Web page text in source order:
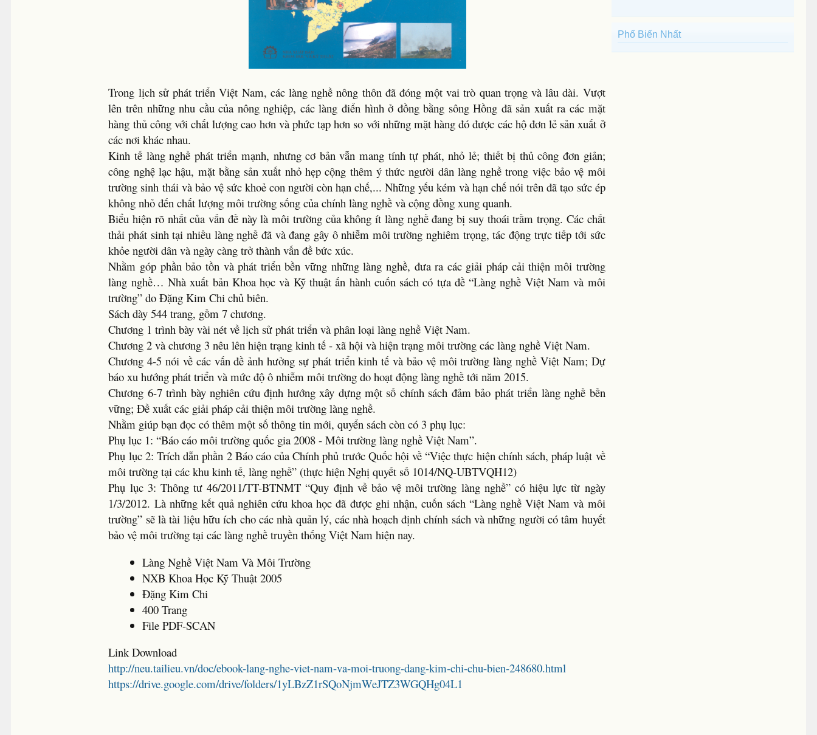
Trong lịch sử phát triển Việt Nam, các làng nghề nông thôn đã đóng một vai trò quan trọng và lâu dài. Vượt
lên trên những nhu cầu của nông nghiệp, các làng điển hình ở đồng bằng sông Hồng đã sản xuất ra các mặt
hàng thủ công với chất lượng cao hơn và phức tạp hơn so với những mặt hàng đó được các hộ đơn lẻ sản xuất ở
các nơi khác nhau.
Kinh tế làng nghề phát triển mạnh, nhưng cơ bản vẫn mang tính tự phát, nhỏ lẻ; thiết bị thủ công đơn giản;
công nghệ lạc hậu, mặt bằng sản xuất nhỏ hẹp cộng thêm ý thức người dân làng nghề trong việc bảo vệ môi
trường sinh thái và bảo vệ sức khoẻ con người còn hạn chế,... Những yếu kém và hạn chế nói trên đã tạo sức ép
không nhỏ đến chất lượng môi trường sống của chính làng nghề và cộng đồng xung quanh.
Biểu hiện rõ nhất của vấn đề này là môi trường của không ít làng nghề đang bị suy thoái trầm trọng. Các chất
thải phát sinh tại nhiều làng nghề đã và đang gây ô nhiễm môi trường nghiêm trọng, tác động trực tiếp tới sức
khỏe người dân và ngày càng trở thành vấn đề bức xúc.
Nhằm góp phần bảo tồn và phát triển bền vững những làng nghề, đưa ra các giải pháp cải thiện môi trường
làng nghề… Nhà xuất bản Khoa học và Kỹ thuật ấn hành cuốn sách có tựa đề “Làng nghề Việt Nam và môi
trường” do Đặng Kim Chi chủ biên.
Sách dày 544 trang, gồm 7 chương.
Chương 1 trình bày vài nét về lịch sử phát triển và phân loại làng nghề Việt Nam.
Chương 2 và chương 3 nêu lên hiện trạng kinh tế - xã hội và hiện trạng môi trường các làng nghề Việt Nam.
Chương 4-5 nói về các vấn đề ảnh hưởng sự phát triển kinh tế và bảo vệ môi trường làng nghề Việt Nam; Dự
báo xu hướng phát triển và mức độ ô nhiễm môi trường do hoạt động làng nghề tới năm 2015.
Chương 6-7 trình bày nghiên cứu định hướng xây dựng một số chính sách đảm bảo phát triển làng nghề bền
vững; Đề xuất các giải pháp cải thiện môi trường làng nghề.
Nhằm giúp bạn đọc có thêm một số thông tin mới, quyển sách còn có 3 phụ lục:
Phụ lục 1: “Báo cáo môi trường quốc gia 2008 - Môi trường làng nghề Việt Nam”.
Phụ lục 2: Trích dẫn phần 2 Báo cáo của Chính phủ trước Quốc hội về “Việc thực hiện chính sách, pháp luật về
môi trường tại các khu kinh tế, làng nghề” (thực hiện Nghị quyết số 1014/NQ-UBTVQH12)
Phụ lục 3: Thông tư 46/2011/TT-BTNMT “Quy định về bảo vệ môi trường làng nghề” có hiệu lực từ ngày
1/3/2012. Là những kết quả nghiên cứu khoa học đã được ghi nhận, cuốn sách “Làng nghề Việt Nam và môi
trường” sẽ là tài liệu hữu ích cho các nhà quản lý, các nhà hoạch định chính sách và những người có tâm huyết
bảo vệ môi trường tại các làng nghề truyền thống Việt Nam hiện nay.
Làng Nghề Việt Nam Và Môi Trường
NXB Khoa Học Kỹ Thuật 2005
Đặng Kim Chi
400 Trang
File PDF-SCAN
Link Download
http://neu.tailieu.vn/doc/ebook-lang-nghe-viet-nam-va-moi-truong-dang-kim-chi-chu-bien-248680.html
https://drive.google.com/drive/folders/1yLBzZ1rSQoNjmWeJTZ3WGQHg04L1
Phổ Biến Nhất